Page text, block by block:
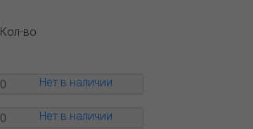
Кол-во
Нет в наличии
Нет в наличии